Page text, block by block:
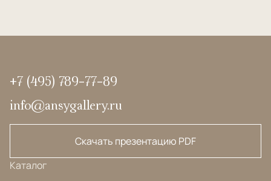
+7 (495) 789-77-89
info@ansygallery.ru
Скачать презентацию PDF
Каталог